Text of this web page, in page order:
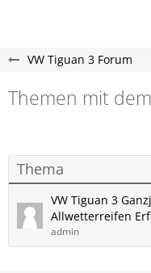
VW Tiguan 3 Forum
Themen mit
Thema
VW Tiguan 3
Allwetterreifen
admin